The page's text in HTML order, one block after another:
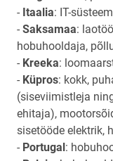
- Itaalia: IT-
- Saksamaa:
hobuhooldaja,
- Kreeka:
- Küpros: kokk,
(siseviimistleja
ehitaja),
sisetööde elektrik,
- Portugal: